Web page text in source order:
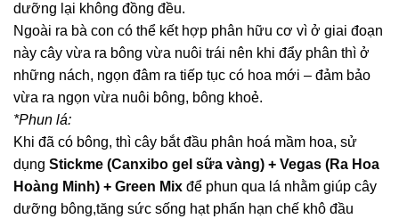
dưỡng lại không đồng đều.
Ngoài ra bà con có thể kết hợp phân hữu cơ vì ở giai đoạn
này cây vừa ra bông vừa nuôi trái nên khi đẩy phân thì ở
những nách, ngọn đâm ra tiếp tục có hoa mới – đảm bảo
vừa ra ngọn vừa nuôi bông, bông khoẻ.
*Phun lá:
Khi đã có bông, thì cây bắt đầu phân hoá mầm hoa, sử
dụng Stickme (Canxibo gel sữa vàng) + Vegas (Ra Hoa
Hoàng Minh) + Green Mix để phun qua lá nhằm giúp cây
dưỡng bông,tăng sức sống hạt phấn hạn chế khô đầu